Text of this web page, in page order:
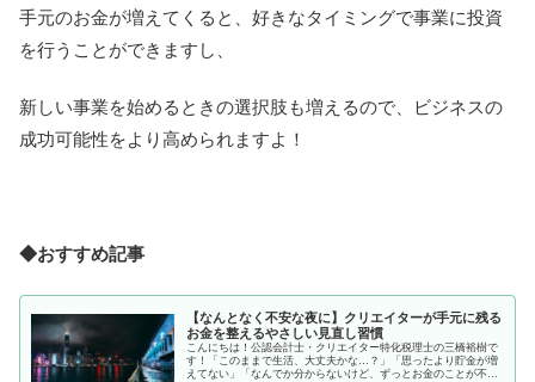
手元のお金が増えてくると、好きなタイミングで事業に投資
を行うことができますし、
新しい事業を始めるときの選択肢も増えるので、ビジネスの
成功可能性をより高められますよ！
◆おすすめ記事
【なんとなく不安な夜に】クリエイターが手元に残る
お金を整えるやさしい見直し習慣
こんにちは！公認会計士・クリエイター特化税理士の三橋裕樹で
す！「このままで生活、大丈夫かな…？」「思ったより貯金が増
えてない」「なんでか分からないけど、ずっとお金のことが不